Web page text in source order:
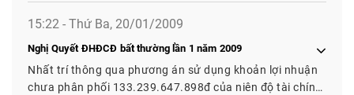
2009
15:22 - Thứ Ba, 20/01/2009
Nghị Quyết ĐHĐCĐ bất thường lần 1 năm 2009
Nhất trí thông qua phương án sử dụng khoản lợi nhuận
chưa phân phối 133.239.647.898đ của niên độ tài chính